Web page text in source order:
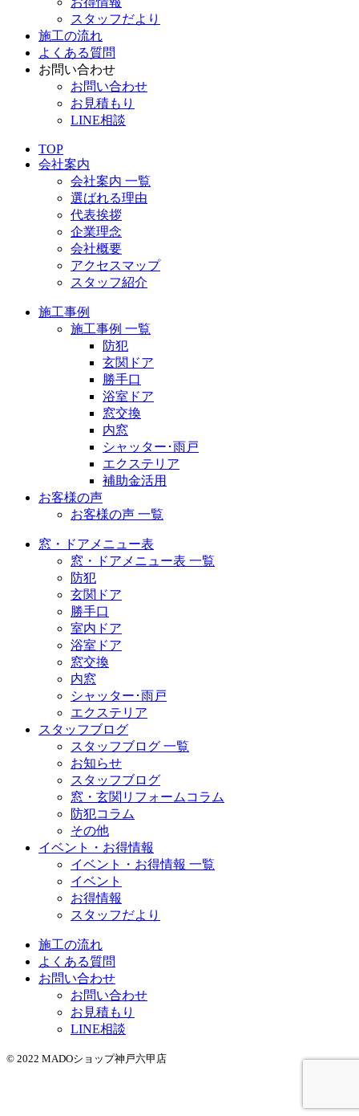
スタッフだより
施工の流れ
よくある質問
お問い合わせ
お問い合わせ
お見積もり
LINE相談
TOP
会社案内
会社案内 一覧
選ばれる理由
代表挨拶
企業理念
会社概要
アクセスマップ
スタッフ紹介
施工事例
施工事例 一覧
防犯
玄関ドア
勝手口
浴室ドア
窓交換
内窓
シャッター･雨戸
エクステリア
補助金活用
お客様の声
お客様の声 一覧
窓・ドアメニュー表
窓・ドアメニュー表 一覧
防犯
玄関ドア
勝手口
室内ドア
浴室ドア
窓交換
内窓
シャッター･雨戸
エクステリア
スタッフブログ
スタッフブログ 一覧
お知らせ
スタッフブログ
窓・玄関リフォームコラム
防犯コラム
その他
イベント・お得情報
イベント・お得情報 一覧
イベント
お得情報
スタッフだより
施工の流れ
よくある質問
お問い合わせ
お問い合わせ
お見積もり
LINE相談
© 2022 MADOショップ神戸六甲店